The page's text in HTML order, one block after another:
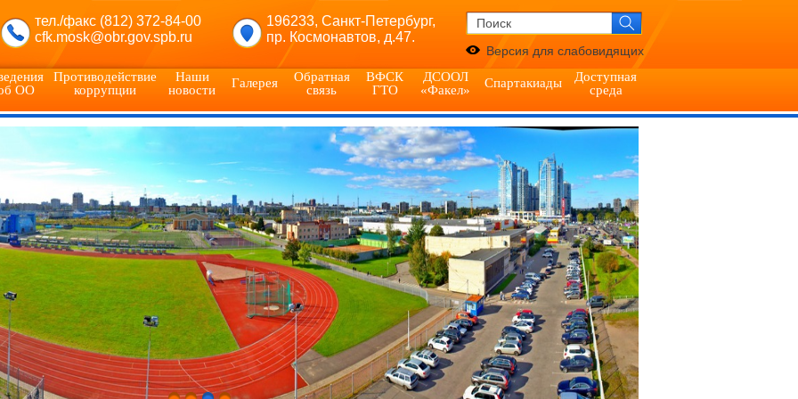
тел./факс (812) 372-84-00
cfk.mosk@obr.gov.spb.ru
196233, Санкт-Петербург,
пр. Космонавтов, д.47.
Версия для слабовидящих
ОО
Противодействие
коррупции
Наши
новости
Галерея
Обратная
связь
ВФСК
ГТО
ДСООЛ
«Факел»
Спартакиады
Доступная
среда